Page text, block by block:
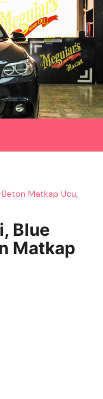
Matkap Ucu,
Blue
Matkap